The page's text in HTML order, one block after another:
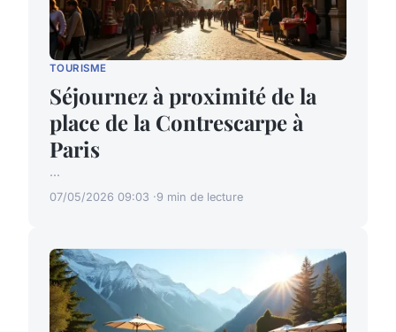
TOURISME
Séjournez à proximité de la
place de la Contrescarpe à
Paris
...
07/05/2026 09:03 9 min de lecture